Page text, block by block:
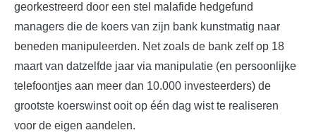
georkestreerd door een stel malafide hedgefund
managers die de koers van zijn bank kunstmatig naar
beneden manipuleerden. Net zoals de bank zelf op 18
maart van datzelfde jaar via manipulatie (en persoonlijke
telefoontjes aan meer dan 10.000 investeerders) de
grootste koerswinst ooit op één dag wist te realiseren
voor de eigen aandelen.